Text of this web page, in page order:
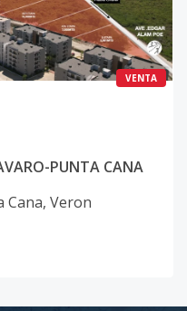
VENTA
PUNTA CANA
Cana, Veron